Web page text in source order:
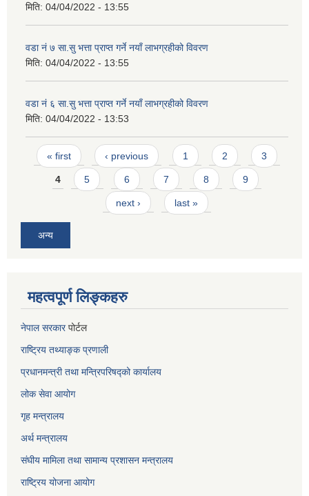
मिति: 04/04/2022 - 13:55
वडा नं ७ सा.सु भत्ता प्राप्त गर्ने नयाँ लाभग्रहीको विवरण
मिति: 04/04/2022 - 13:55
वडा नं ६ सा.सु भत्ता प्राप्त गर्ने नयाँ लाभग्रहीको विवरण
मिति: 04/04/2022 - 13:53
Pages
« first ‹ previous 1 2 3
4 5 6 7 8 9
next › last »
अन्य
महत्वपूर्ण लिङ्कहरु
नेपाल सरकारपोर्टल
राष्ट्रिय तथ्याङ्क प्रणाली
प्रधानमन्त्री तथा मन्त्रिपरिषद्को कार्यालय
लोक सेवाआयोग
गृह मन्त्रालय
अर्थ मन्त्रालय
संघीय मामिला तथा सामान्य प्रशासन मन्त्रालय
राष्ट्रिय योजना आयोग